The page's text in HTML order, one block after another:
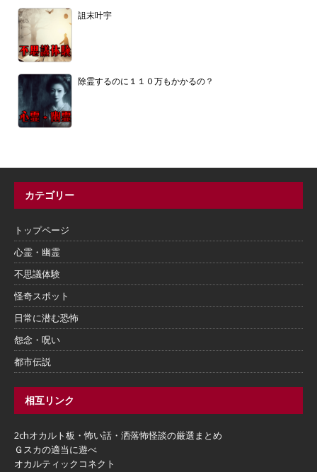
詛末叶宇
除霊するのに１１０万もかかるの？
カテゴリー
トップページ
心霊・幽霊
不思議体験
怪奇スポット
日常に潜む恐怖
怨念・呪い
都市伝説
相互リンク
2chオカルト板・怖い話・洒落怖怪談の厳選まとめ
Ｇスカの適当に遊べ
オカルティックコネクト